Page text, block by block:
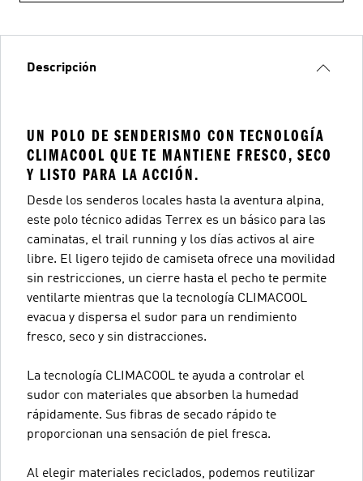
Descripción
UN POLO DE SENDERISMO CON TECNOLOGÍA
CLIMACOOL QUE TE MANTIENE FRESCO, SECO
Y LISTO PARA LA ACCIÓN.
Desde los senderos locales hasta la aventura alpina,
este polo técnico adidas Terrex es un básico para las
caminatas, el trail running y los días activos al aire
libre. El ligero tejido de camiseta ofrece una movilidad
sin restricciones, un cierre hasta el pecho te permite
ventilarte mientras que la tecnología CLIMACOOL
evacua y dispersa el sudor para un rendimiento
fresco, seco y sin distracciones.
La tecnología CLIMACOOL te ayuda a controlar el
sudor con materiales que absorben la humedad
rápidamente. Sus fibras de secado rápido te
proporcionan una sensación de piel fresca.
Al elegir materiales reciclados, podemos reutilizar